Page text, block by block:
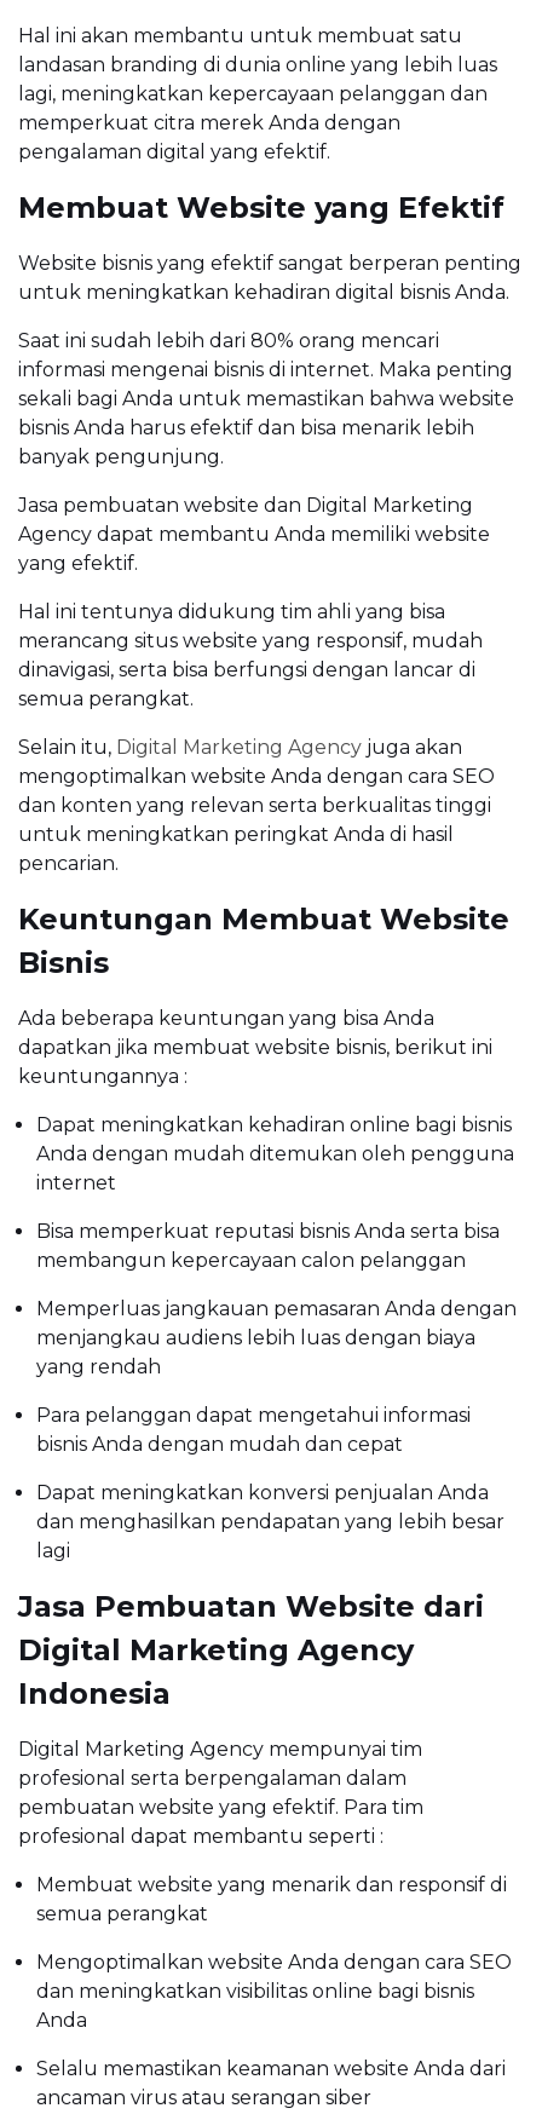
Hal ini akan membantu untuk membuat satu
landasan branding di dunia online yang lebih luas
lagi, meningkatkan kepercayaan pelanggan dan
memperkuat citra merek Anda dengan
pengalaman digital yang efektif.
Membuat Website yang Efektif
Website bisnis yang efektif sangat berperan penting
untuk meningkatkan kehadiran digital bisnis Anda.
Saat ini sudah lebih dari 80% orang mencari
informasi mengenai bisnis di internet. Maka penting
sekali bagi Anda untuk memastikan bahwa website
bisnis Anda harus efektif dan bisa menarik lebih
banyak pengunjung.
Jasa pembuatan website dan Digital Marketing
Agency dapat membantu Anda memiliki website
yang efektif.
Hal ini tentunya didukung tim ahli yang bisa
merancang situs website yang responsif, mudah
dinavigasi, serta bisa berfungsi dengan lancar di
semua perangkat.
Selain itu, Digital Marketing Agency juga akan
mengoptimalkan website Anda dengan cara SEO
dan konten yang relevan serta berkualitas tinggi
untuk meningkatkan peringkat Anda di hasil
pencarian.
Keuntungan Membuat Website
Bisnis
Ada beberapa keuntungan yang bisa Anda
dapatkan jika membuat website bisnis, berikut ini
keuntungannya :
Dapat meningkatkan kehadiran online bagi bisnis
Anda dengan mudah ditemukan oleh pengguna
internet
Bisa memperkuat reputasi bisnis Anda serta bisa
membangun kepercayaan calon pelanggan
Memperluas jangkauan pemasaran Anda dengan
menjangkau audiens lebih luas dengan biaya
yang rendah
Para pelanggan dapat mengetahui informasi
bisnis Anda dengan mudah dan cepat
Dapat meningkatkan konversi penjualan Anda
dan menghasilkan pendapatan yang lebih besar
lagi
Jasa Pembuatan Website dari
Digital Marketing Agency
Indonesia
Digital Marketing Agency mempunyai tim
profesional serta berpengalaman dalam
pembuatan website yang efektif. Para tim
profesional dapat membantu seperti :
Membuat website yang menarik dan responsif di
semua perangkat
Mengoptimalkan website Anda dengan cara SEO
dan meningkatkan visibilitas online bagi bisnis
Anda
Selalu memastikan keamanan website Anda dari
ancaman virus atau serangan siber